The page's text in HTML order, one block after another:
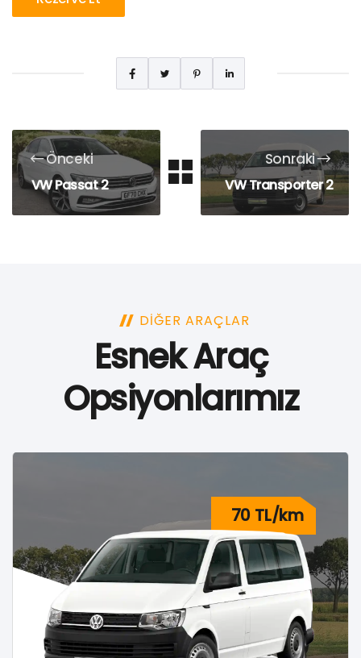
Önceki
VW Passat 2
Sonraki
VW Transporter 2
DIĞER ARAÇLAR
Esnek Araç
Opsiyonlarımız
70 TL/km